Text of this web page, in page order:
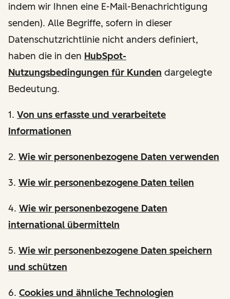
indem wir Ihnen eine E-Mail-Benachrichtigung
senden). Alle Begriffe, sofern in dieser
Datenschutzrichtlinie nicht anders definiert,
haben die in den HubSpot-
Nutzungsbedingungen für Kunden dargelegte
Bedeutung.
1. Von uns erfasste und verarbeitete
Informationen
2. Wie wir personenbezogene Daten verwenden
3. Wie wir personenbezogene Daten teilen
4. Wie wir personenbezogene Daten
international übermitteln
5. Wie wir personenbezogene Daten speichern
und schützen
6. Cookies und ähnliche Technologien